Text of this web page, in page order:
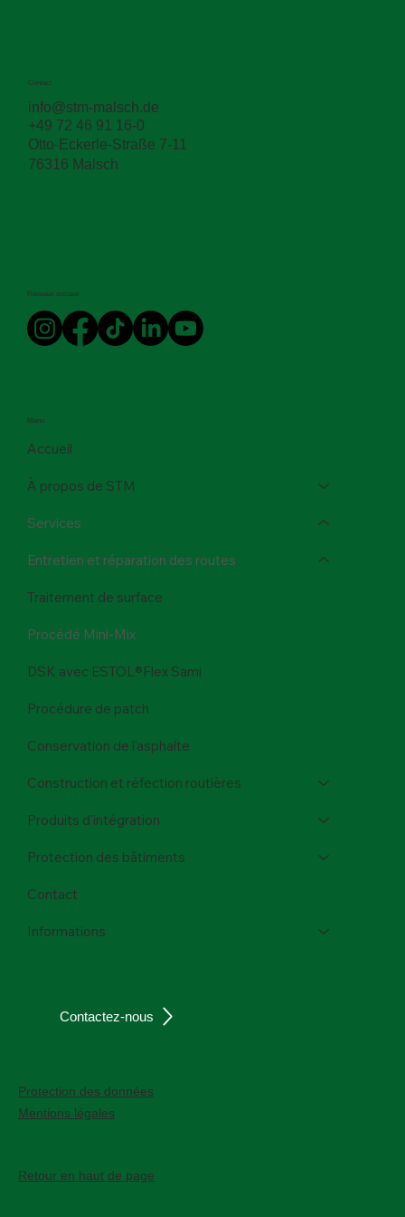
Menu
Accueil
À propos de STM
Services
Entretien et réparation des routes
Traitement de surface
Procédé Mini-Mix
DSK avec ESTOL®Flex Sami
Procédure de patch
Conservation de l'asphalte
Construction et réfection routières
Produits d'intégration
Protection des bâtiments
Contact
Informations
Contact
info@stm-malsch.de
+49 72 46 91 16-0
Otto-Eckerle-Straße 7-11
76316 Malsch
Réseaux sociaux
Contactez-nous
Protection des données
Mentions légales
Retour en haut de page